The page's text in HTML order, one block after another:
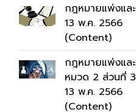
กฎหมายแพ่งแล
13 พ.ค. 2566
(Content)
กฎหมายแพ่งแล
หมวด 2 ส่วนที่ 3
13 พ.ค. 2566
(Content)